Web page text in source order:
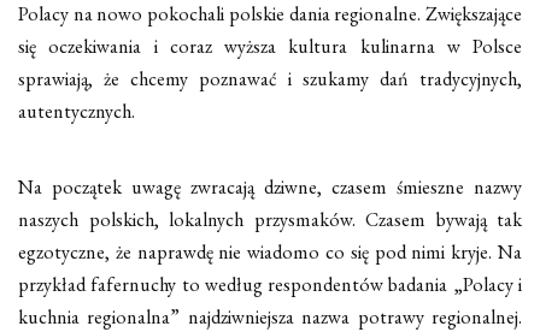
Polacy na nowo pokochali polskie dania regionalne. Zwiększające
się oczekiwania i coraz wyższa kultura kulinarna w Polsce
sprawiają, że chcemy poznawać i szukamy dań tradycyjnych,
autentycznych.
Na początek uwagę zwracają dziwne, czasem śmieszne nazwy
naszych polskich, lokalnych przysmaków. Czasem bywają tak
egzotyczne, że naprawdę nie wiadomo co się pod nimi kryje. Na
przykład fafernuchy to według respondentów badania „Polacy i
kuchnia regionalna” najdziwniejsza nazwa potrawy regionalnej.